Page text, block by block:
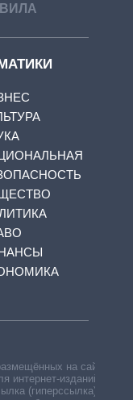
на сайте,
интернет-изданий —
(гиперссылка)